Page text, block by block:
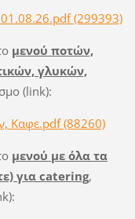
(299393)
μενού ποτών,
γλυκών,
(link):
Καφε.pdf (88260)
μενού με όλα τα
για catering,